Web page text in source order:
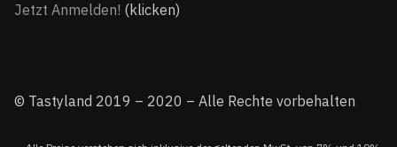
Jetzt Anmelden! (klicken)
© Tastyland 2019 – 2020 – Alle Rechte vorbehalten